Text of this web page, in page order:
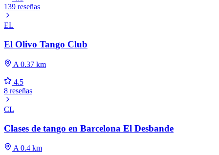
139 reseñas
EL
El Olivo Tango Club
A 0.37 km
4.5
8 reseñas
CL
Clases de tango en Barcelona El Desbande
A 0.4 km